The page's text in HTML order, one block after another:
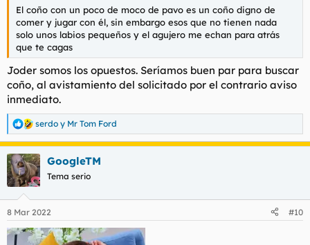
El coño con un poco de moco de pavo es un coño digno de
comer y jugar con él, sin embargo esos que no tienen nada
solo unos labios pequeños y el agujero me echan para atrás
que te cagas
Joder somos los opuestos. Seríamos buen par para buscar
coño, al avistamiento del solicitado por el contrario aviso
inmediato.
R
e
a
c
c
i
e
s
:
serdo y Mr Tom Ford
GoogleTM
Tema serio
8 Mar 2022 #10